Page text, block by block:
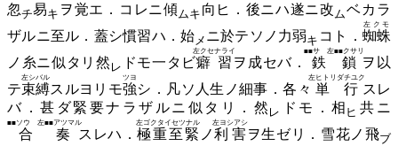
忽チ易キ ヲ覚エ．コレニ傾ムキ 向ヒ．後ニハ遂ニ改ムベカラ
ザルニ至ル．蓋シ慣習ハ． 始メ ニ於テソノ力弱キ コト． 蜘蛛
左クモ
ノ糸ニ似タリ 然 レ ドモ一タビ癖習
左クセナライ
ヲ成セバ． 鉄鎖
■■サ 左■■クサリ
ヲ以
テ束縛
左シバル
スルヨリモ強
ツヨ
シ．凡ソ人生ノ細事．各々 単行
左ヒトリダチユク
スレ
バ．甚ダ緊要ナラザルニ似タリ． 然 レ ドモ． 相 ヒ 共ニ
合奏
■■ソウ 左■■アツマル
スレハ． 極重至緊
左ゴクタイセツナル
ノ利害
左ヨシアシ
ヲ生ゼリ．雪花ノ 飛ブ